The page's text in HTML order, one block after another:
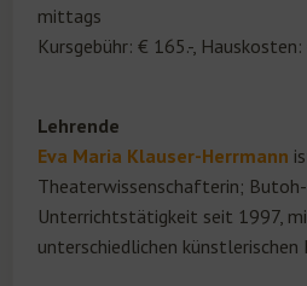
mittags
Kursgebühr: € 165.-,
Lehrende
Eva Maria Klauser-Herrmann
Theaterwissenschafterin;
Unterrichtstätigkeit seit 1997,
unterschiedlichen künstlerischen